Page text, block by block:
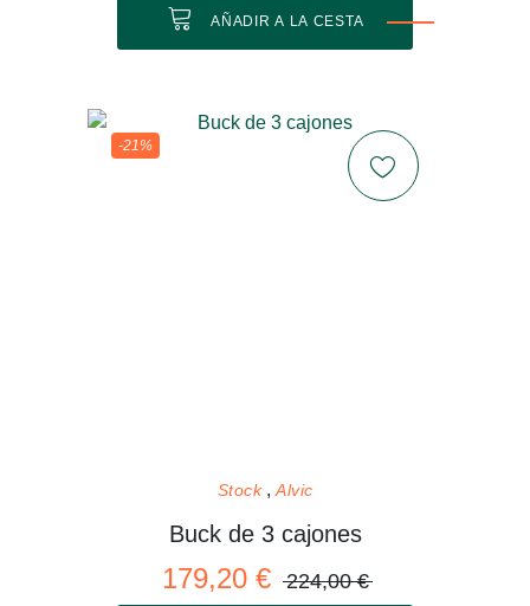
AÑADIR A LA CESTA
-21%
Stock Alvic
Buck de 3 cajones
179,20 € 224,00 €